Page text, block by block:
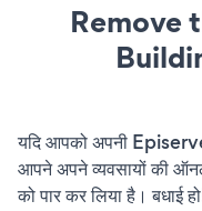
Remove
यदि आपको अपनी
आपने अपने व्यवसायों की
को पार कर लिया है। बधाई